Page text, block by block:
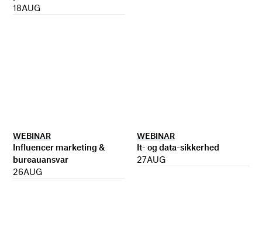
18AUG
WEBINAR
Influencer marketing &
bureauansvar
26AUG
WEBINAR
It- og data-sikkerhed
27AUG